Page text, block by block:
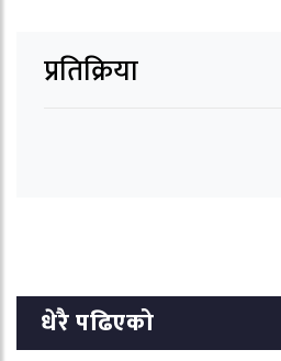
प्रतिक्रिया
धेरै पढिएको